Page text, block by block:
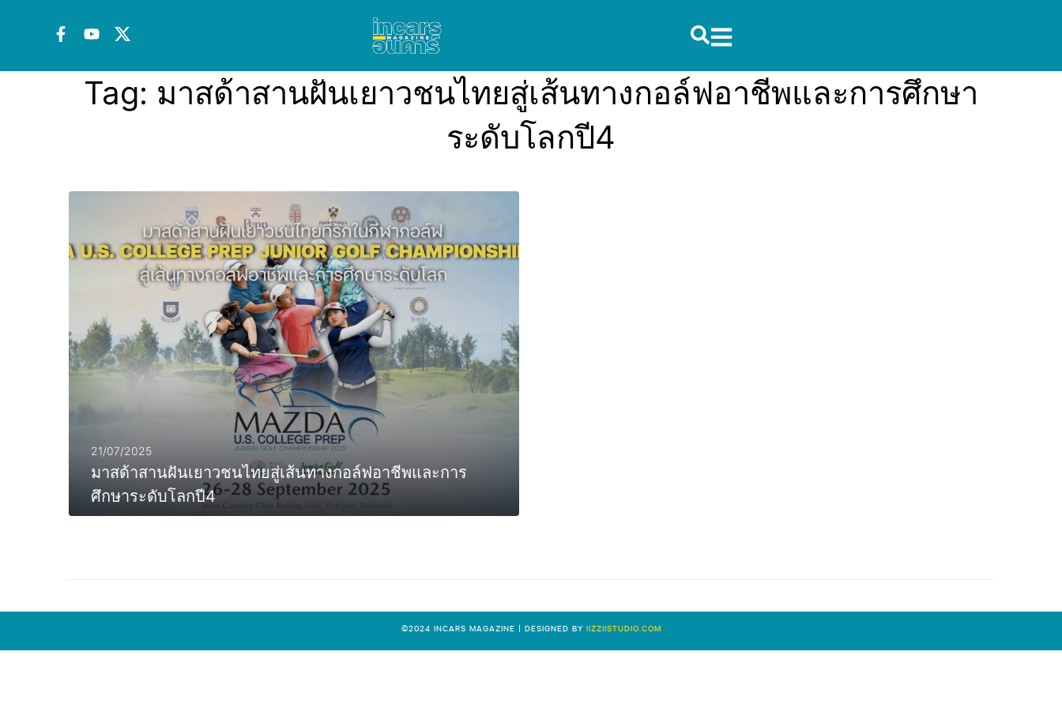
Tag: มาสด้าสานฝันเยาวชนไทยสู่เส้นทางกอล์ฟอาชีพและการศึกษา
ระดับโลกปี4
21/07/2025
มาสด้าสานฝันเยาวชนไทยสู่เส้นทางกอล์ฟอาชีพและการ
ศึกษาระดับโลกปี4
©2024 INCARS MAGAZINE | DESIGNED BY IIZZIISTUDIO.COM